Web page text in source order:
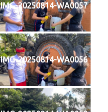
IMG-20250814-WA0057
IMG-20250814-WA0056